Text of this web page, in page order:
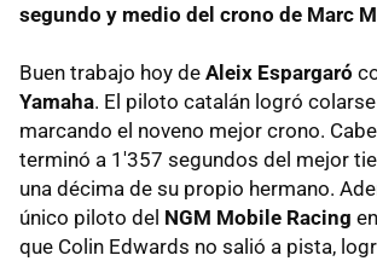
segundo y medio del crono de Marc
Buen trabajo hoy de Aleix Espargaró
Yamaha. El piloto catalán logró
marcando el noveno mejor crono.
terminó a 1'357 segundos del mejor
una décima de su propio hermano.
único piloto del NGM Mobile Racing
que Colin Edwards no salió a pista,